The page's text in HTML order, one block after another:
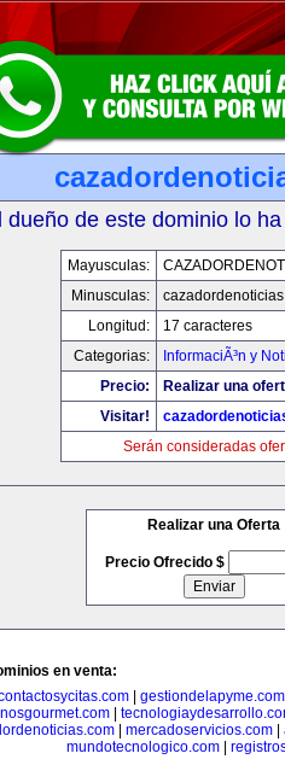
dueño de este dominio lo
Mayusculas:
Minusculas:
Longitud:
17 caracteres
Categorias:
InformaciÃ³n y
Precio:
Realizar una
Visitar!
Serán consideradas
Realizar una Oferta
Precio Ofrecido $
en venta:
| gestiondelapyme.com
mercadoservicios.com
mundotecnologico.com|